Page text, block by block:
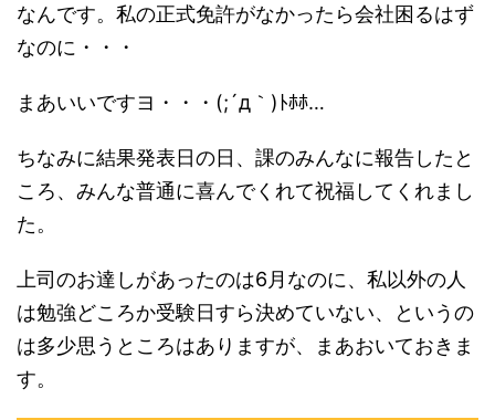
なんです。私の正式免許がなかったら会社困るはず
なのに・・・
まあいいですヨ・・・(;´д｀)ﾄﾎﾎ…
ちなみに結果発表日の日、課のみんなに報告したと
ころ、みんな普通に喜んでくれて祝福してくれまし
た。
上司のお達しがあったのは6月なのに、私以外の人
は勉強どころか受験日すら決めていない、というの
は多少思うところはありますが、まあおいておきま
す。